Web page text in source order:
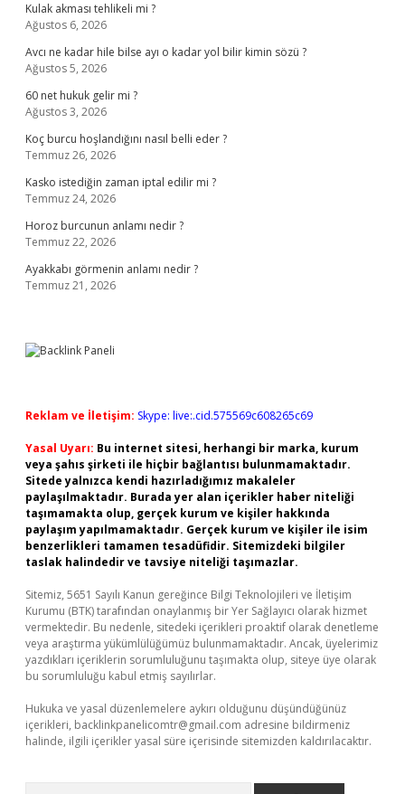
Kulak akması tehlikeli mi ?
Ağustos 6, 2026
Avcı ne kadar hile bilse ayı o kadar yol bilir kimin sözü ?
Ağustos 5, 2026
60 net hukuk gelir mi ?
Ağustos 3, 2026
Koç burcu hoşlandığını nasıl belli eder ?
Temmuz 26, 2026
Kasko istediğin zaman iptal edilir mi ?
Temmuz 24, 2026
Horoz burcunun anlamı nedir ?
Temmuz 22, 2026
Ayakkabı görmenin anlamı nedir ?
Temmuz 21, 2026
Reklam ve İletişim: Skype: live:.cid.575569c608265c69
Yasal Uyarı: Bu internet sitesi, herhangi bir marka, kurum
veya şahıs şirketi ile hiçbir bağlantısı bulunmamaktadır.
Sitede yalnızca kendi hazırladığımız makaleler
paylaşılmaktadır. Burada yer alan içerikler haber niteliği
taşımamakta olup, gerçek kurum ve kişiler hakkında
paylaşım yapılmamaktadır. Gerçek kurum ve kişiler ile isim
benzerlikleri tamamen tesadüfidir. Sitemizdeki bilgiler
taslak halindedir ve tavsiye niteliği taşımazlar.
Sitemiz, 5651 Sayılı Kanun gereğince Bilgi Teknolojileri ve İletişim
Kurumu (BTK) tarafından onaylanmış bir Yer Sağlayıcı olarak hizmet
vermektedir. Bu nedenle, sitedeki içerikleri proaktif olarak denetleme
veya araştırma yükümlülüğümüz bulunmamaktadır. Ancak, üyelerimiz
yazdıkları içeriklerin sorumluluğunu taşımakta olup, siteye üye olarak
bu sorumluluğu kabul etmiş sayılırlar.
Hukuka ve yasal düzenlemelere aykırı olduğunu düşündüğünüz
içerikleri, backlinkpanelicomtr@gmail.com adresine bildirmeniz
halinde, ilgili içerikler yasal süre içerisinde sitemizden kaldırılacaktır.